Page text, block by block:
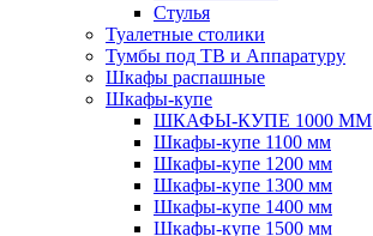
Стулья
Туалетные столики
Тумбы под ТВ и Аппаратуру
Шкафы распашные
Шкафы-купе
ШКАФЫ-КУПЕ 1000 ММ
Шкафы-купе 1100 мм
Шкафы-купе 1200 мм
Шкафы-купе 1300 мм
Шкафы-купе 1400 мм
Шкафы-купе 1500 мм